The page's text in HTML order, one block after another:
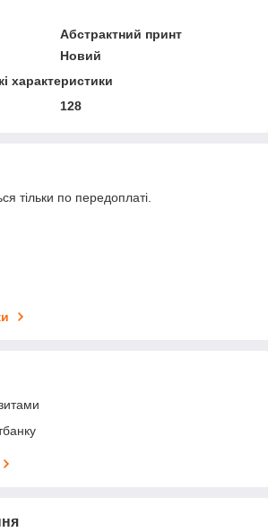
Абстрактний принт
Новий
характеристики
128
тільки по передоплаті.